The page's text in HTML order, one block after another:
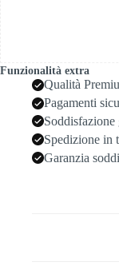
Funzionalità extra
Qualità
Pagamenti
Soddisfazione
Spedizione in
Garanzia